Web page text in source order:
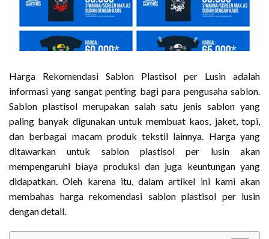
Harga Rekomendasi Sablon Plastisol per Lusin adalah
informasi yang sangat penting bagi para pengusaha sablon.
Sablon plastisol merupakan salah satu jenis sablon yang
paling banyak digunakan untuk membuat kaos, jaket, topi,
dan berbagai macam produk tekstil lainnya. Harga yang
ditawarkan untuk sablon plastisol per lusin akan
mempengaruhi biaya produksi dan juga keuntungan yang
didapatkan. Oleh karena itu, dalam artikel ini kami akan
membahas harga rekomendasi sablon plastisol per lusin
dengan detail.